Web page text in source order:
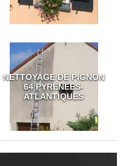
NETTOYAGE DE PIGNON
64 PYRÉNÉES-
ATLANTIQUES